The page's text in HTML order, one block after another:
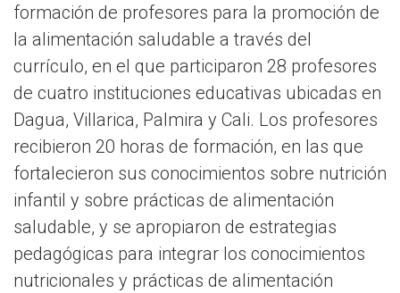
formación de profesores para la promoción de
la alimentación saludable a través del
currículo, en el que participaron 28 profesores
de cuatro instituciones educativas ubicadas en
Dagua, Villarica, Palmira y Cali. Los profesores
recibieron 20 horas de formación, en las que
fortalecieron sus conocimientos sobre nutrición
infantil y sobre prácticas de alimentación
saludable, y se apropiaron de estrategias
pedagógicas para integrar los conocimientos
nutricionales y prácticas de alimentación